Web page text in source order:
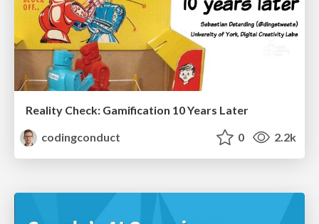
Reality Check: Gamification 10 Years Later
codingconduct
0 2.2k